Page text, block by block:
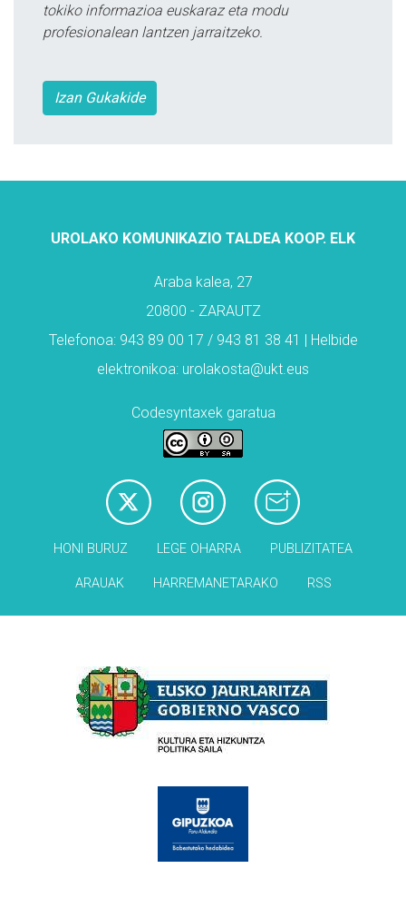
tokiko informazioa euskaraz eta modu
profesionalean lantzen jarraitzeko.
Izan Gukakide
UROLAKO KOMUNIKAZIO TALDEA KOOP. ELK
Araba kalea, 27
20800 - ZARAUTZ
Telefonoa: 943 89 00 17 / 943 81 38 41 | Helbide
elektronikoa: urolakosta@ukt.eus
Codesyntaxek garatua
HONI BURUZ LEGE OHARRA PUBLIZITATEA
ARAUAK HARREMANETARAKO RSS